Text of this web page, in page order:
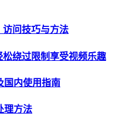
访问技巧与方法
松绕过限制享受视频乐趣
国内使用指南
理方法